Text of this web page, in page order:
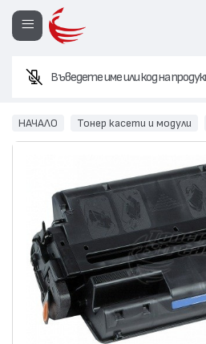
НАЧАЛО Тонер касети и модули